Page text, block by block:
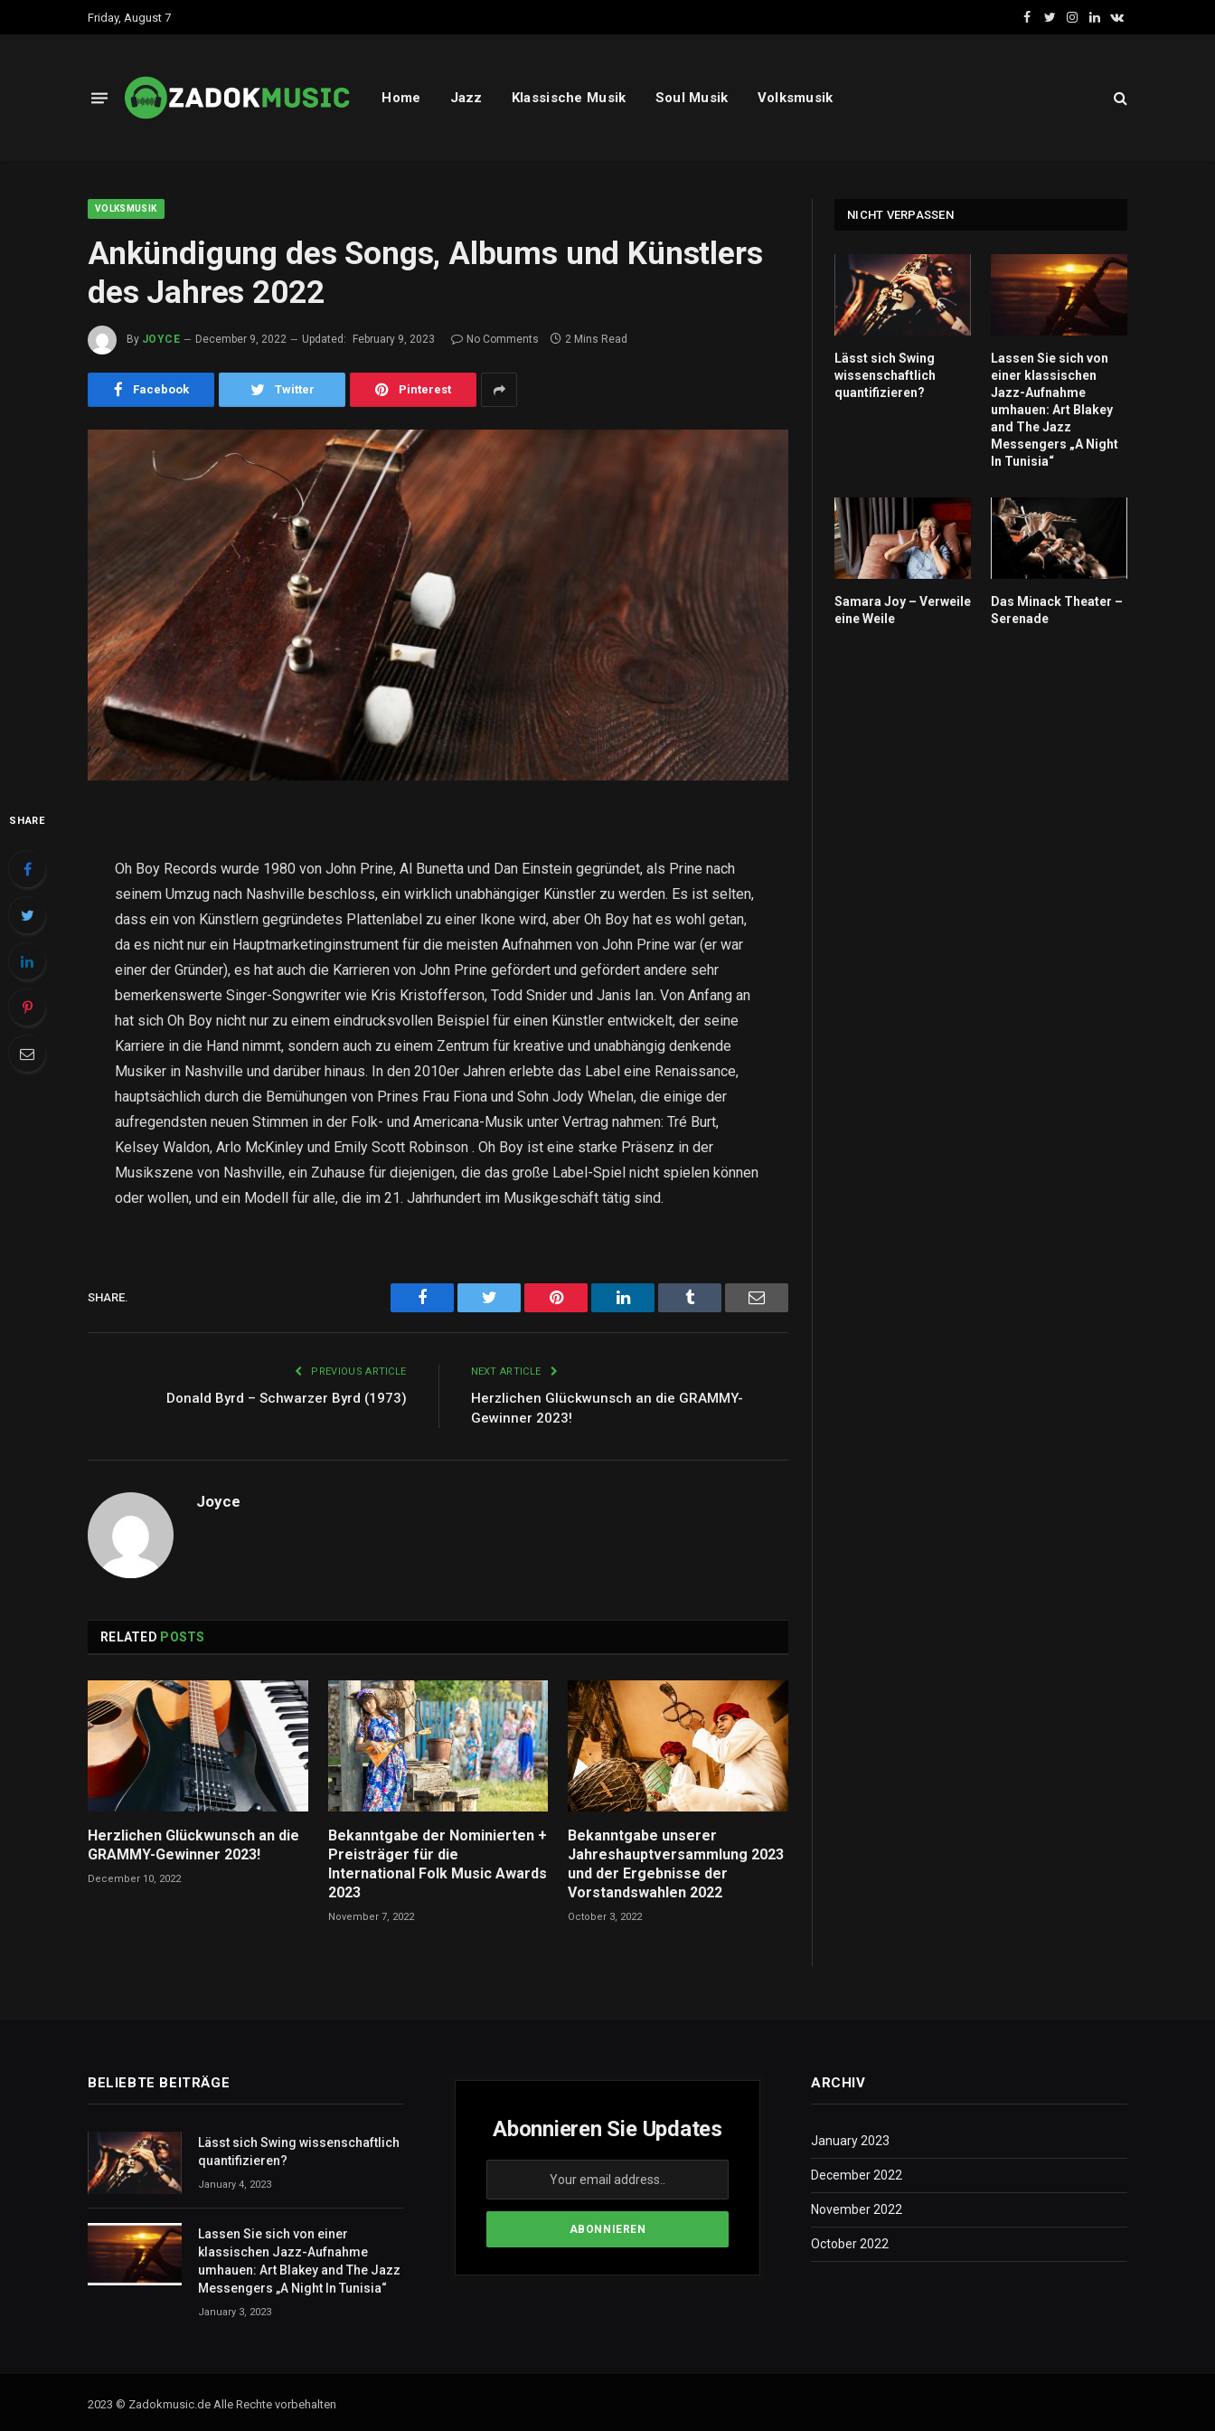
Friday, August 7
Facebook
TwitterInstagram
LinkedInVKontakte
Home Jazz Klassische Musik Soul Musik Volksmusik
VOLKSMUSIK
Ankündigung des Songs, Albums und Künstlers
des Jahres 2022
By JOYCE December 9, 2022 Updated: February 9, 2023 No Comments 2 Mins Read
Facebook Twitter Pinterest
SHARE
Oh Boy Records wurde 1980 von John Prine, Al Bunetta und Dan Einstein gegründet, als Prine nach
seinem Umzug nach Nashville beschloss, ein wirklich unabhängiger Künstler zu werden. Es ist selten,
dass ein von Künstlern gegründetes Plattenlabel zu einer Ikone wird, aber Oh Boy hat es wohl getan,
da es nicht nur ein Hauptmarketinginstrument für die meisten Aufnahmen von John Prine war (er war
einer der Gründer), es hat auch die Karrieren von John Prine gefördert und gefördert andere sehr
bemerkenswerte Singer-Songwriter wie Kris Kristofferson, Todd Snider und Janis Ian. Von Anfang an
hat sich Oh Boy nicht nur zu einem eindrucksvollen Beispiel für einen Künstler entwickelt, der seine
Karriere in die Hand nimmt, sondern auch zu einem Zentrum für kreative und unabhängig denkende
Musiker in Nashville und darüber hinaus. In den 2010er Jahren erlebte das Label eine Renaissance,
hauptsächlich durch die Bemühungen von Prines Frau Fiona und Sohn Jody Whelan, die einige der
aufregendsten neuen Stimmen in der Folk- und Americana-Musik unter Vertrag nahmen: Tré Burt,
Kelsey Waldon, Arlo McKinley und Emily Scott Robinson . Oh Boy ist eine starke Präsenz in der
Musikszene von Nashville, ein Zuhause für diejenigen, die das große Label-Spiel nicht spielen können
oder wollen, und ein Modell für alle, die im 21. Jahrhundert im Musikgeschäft tätig sind.
SHARE. Facebook Twitter Pinterest LinkedIn Tumblr Email
PREVIOUS ARTICLE
Donald Byrd – Schwarzer Byrd (1973)
NEXT ARTICLE
Herzlichen Glückwunsch an die GRAMMY-
Gewinner 2023!
Joyce
RELATED POSTS
Herzlichen Glückwunsch an die
GRAMMY-Gewinner 2023!
December 10, 2022
Bekanntgabe der Nominierten +
Preisträger für die
International Folk Music Awards
2023
November 7, 2022
Bekanntgabe unserer
Jahreshauptversammlung 2023
und der Ergebnisse der
Vorstandswahlen 2022
October 3, 2022
NICHT VERPASSEN
Lässt sich Swing
wissenschaftlich
quantifizieren?
Lassen Sie sich von
einer klassischen
Jazz-Aufnahme
umhauen: Art Blakey
and The Jazz
Messengers „A Night
In Tunisia“
Samara Joy – Verweile
eine Weile
Das Minack Theater –
Serenade
BELIEBTE BEITRÄGE
Lässt sich Swing wissenschaftlich
quantifizieren?
January 4, 2023
Lassen Sie sich von einer
klassischen Jazz-Aufnahme
umhauen: Art Blakey and The Jazz
Messengers „A Night In Tunisia“
January 3, 2023
Abonnieren Sie Updates
ARCHIV
January 2023
December 2022
November 2022
October 2022
2023 © Zadokmusic.de Alle Rechte vorbehalten